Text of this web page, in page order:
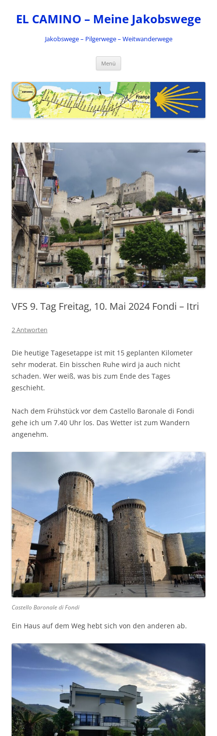
springen
EL CAMINO – Meine Jakobswege
Jakobswege – Pilgerwege – Weitwanderwege
Menü
VFS 9. Tag Freitag, 10. Mai 2024 Fondi – Itri
2 Antworten
Die heutige Tagesetappe ist mit 15 geplanten Kilometer
sehr moderat. Ein bisschen Ruhe wird ja auch nicht
schaden. Wer weiß, was bis zum Ende des Tages
geschieht.
Nach dem Frühstück vor dem Castello Baronale di Fondi
gehe ich um 7.40 Uhr los. Das Wetter ist zum Wandern
angenehm.
Castello Baronale di Fondi
Ein Haus auf dem Weg hebt sich von den anderen ab.